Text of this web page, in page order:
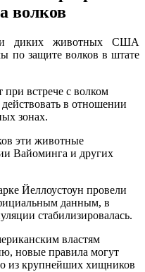
волков
и диких животных США
по защите волков в штате
встрече с волком
в отношении
зонах.
эти животные
Вайоминга и других
Йеллоустоун провели
данным, в
стабилизировалась.
властям
новые правила могут
из крупнейших хищников